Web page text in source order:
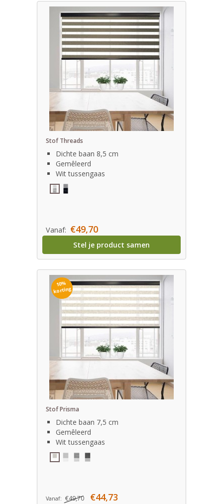
Stof Threads
Dichte baan 8,5 cm
Gemêleerd
Wit tussengaas
Vanaf: €49,70
Stel je product samen
10%
korting
Stof Prisma
Dichte baan 7,5 cm
Gemêleerd
Wit tussengaas
Vanaf: €49,70 €44,73